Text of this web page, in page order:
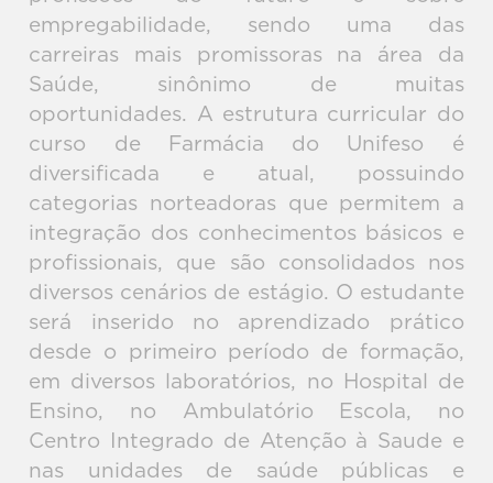
empregabilidade, sendo uma das
carreiras mais promissoras na área da
Saúde, sinônimo de muitas
oportunidades. A estrutura curricular do
curso de Farmácia do Unifeso é
diversificada e atual, possuindo
categorias norteadoras que permitem a
integração dos conhecimentos básicos e
profissionais, que são consolidados nos
diversos cenários de estágio. O estudante
será inserido no aprendizado prático
desde o primeiro período de formação,
em diversos laboratórios, no Hospital de
Ensino, no Ambulatório Escola, no
Centro Integrado de Atenção à Saude e
nas unidades de saúde públicas e